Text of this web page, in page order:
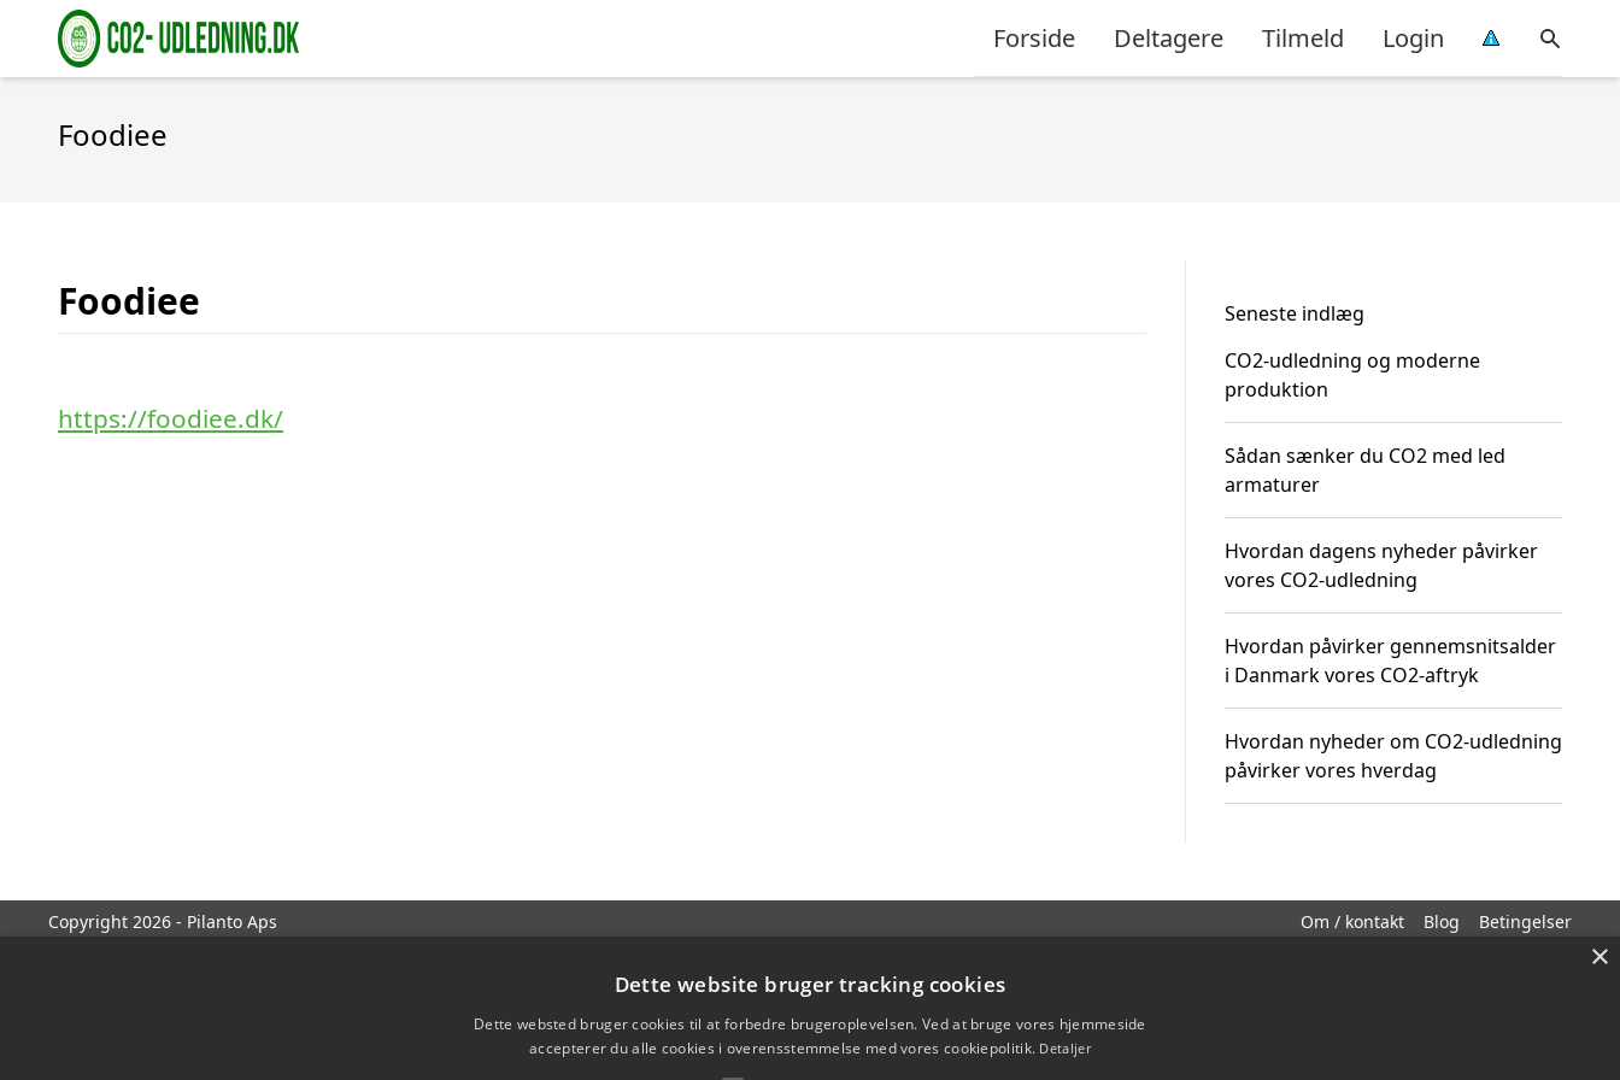
Forside Deltagere Tilmeld Login
Foodiee
Foodiee
https://foodiee.dk/
Seneste indlæg
CO2-udledning og moderne
produktion
Sådan sænker du CO2 med led
armaturer
Hvordan dagens nyheder påvirker
vores CO2-udledning
Hvordan påvirker gennemsnitsalder
i Danmark vores CO2-aftryk
Hvordan nyheder om CO2-udledning
påvirker vores hverdag
Copyright 2026 - Pilanto Aps Om / kontakt Blog Betingelser
×
Dette website bruger tracking cookies
Dette websted bruger cookies til at forbedre brugeroplevelsen. Ved at bruge vores hjemmeside
accepterer du alle cookies i overensstemmelse med vores cookiepolitik. Detaljer